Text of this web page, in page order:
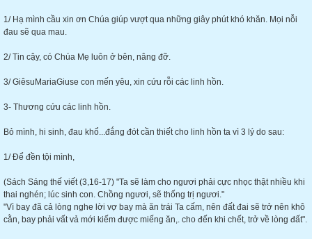
1/ Hạ mình cầu xin ơn Chúa giúp vượt qua những giây phút khó khăn. Mọi nỗi
đau sẽ qua mau.
2/ Tin cậy, có Chúa Mẹ luôn ở bên, nâng đỡ.
3/ GiêsuMariaGiuse con mến yêu, xin cứu rỗi các linh hồn.
3- Thương cứu các linh hồn.
Bỏ mình, hi sinh, đau khổ...đắng đót cần thiết cho linh hồn ta vì 3 lý do sau:
1/ Để đền tội mình,
(Sách Sáng thế viết (3,16-17) "Ta sẽ làm cho ngươi phải cực nhọc thật nhiều khi
thai nghén; lúc sinh con. Chồng ngươi, sẽ thống trị ngươi."
"Vì bay đã cả lòng nghe lời vợ bay mà ăn trái Ta cấm, nên đất đai sẽ trở nên khô
cằn, bay phải vất vả mới kiếm được miếng ăn,. cho đến khi chết, trở về lòng đất".